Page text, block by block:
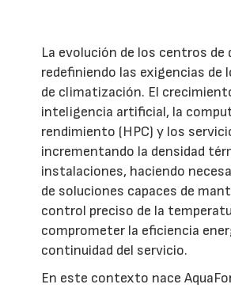
La evolución de los centros
redefiniendo las exigencias de
de climatización. El
inteligencia artificial, la
rendimiento (HPC) y los
incrementando la densidad
instalaciones, haciendo
de soluciones capaces de
control preciso de la
comprometer la eficiencia
continuidad del servicio.
En este contexto nace